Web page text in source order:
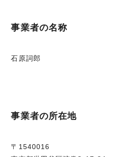
事業者の名称
石原詞郎
事業者の所在地
〒1540016